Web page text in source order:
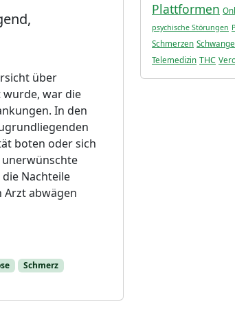
über
wurde, war die
In den
boten oder sich
Nachteile
abwägen
Schmerz
Plattformen
psychische Störungen
Schmerzen
Telemedizin THC